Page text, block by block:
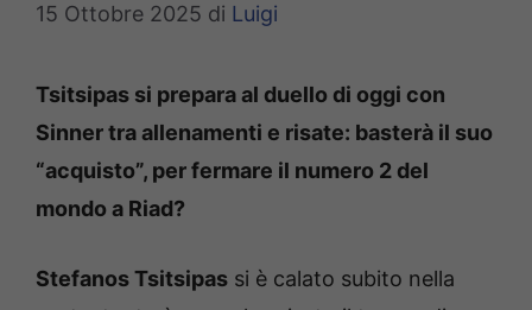
15 Ottobre 2025 di Luigi
Tsitsipas si prepara al duello di oggi con
Sinner tra allenamenti e risate: basterà il suo
“acquisto”, per fermare il numero 2 del
mondo a Riad?
Stefanos Tsitsipas si è calato subito nella